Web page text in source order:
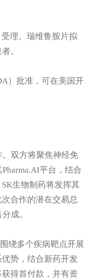
理。瑞维鲁胺片拟
。
）批准，可在美国开
双方将聚焦神经免
平台，结合
生物制药将发挥其
合作的潜在交易总
成。
绕多个疾病靶点开展
势，结合新药开发
得首付款，并有资